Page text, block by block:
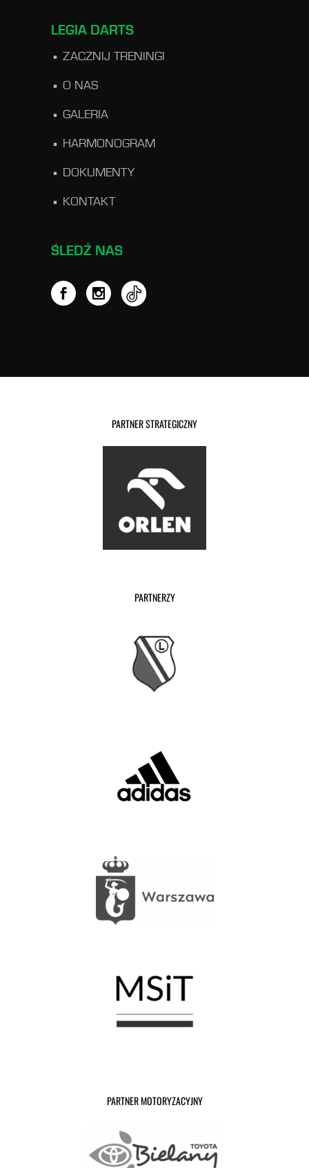
LEGIA DARTS
ZACZNIJ TRENINGI
O NAS
GALERIA
HARMONOGRAM
DOKUMENTY
KONTAKT
ŚLEDŹ NAS
PARTNER STRATEGICZNY
PARTNERZY
PARTNER MOTORYZACYJNY